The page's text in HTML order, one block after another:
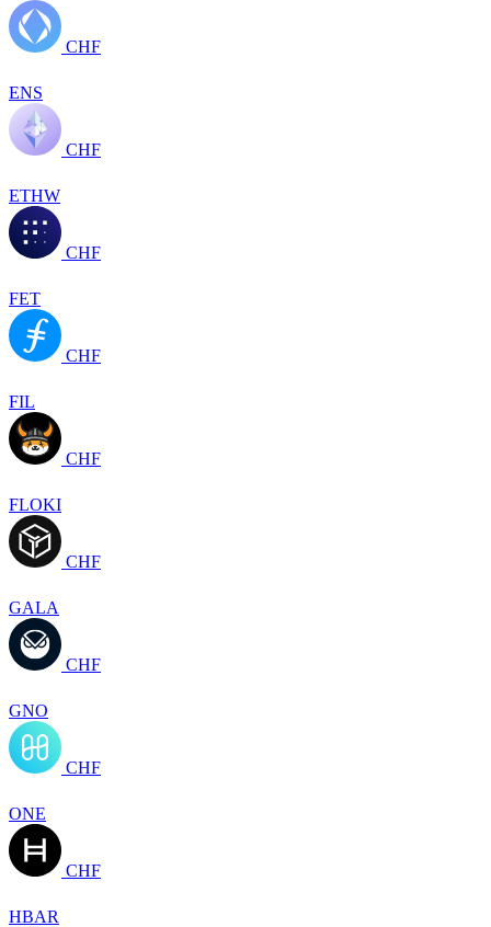
CHF
ENS
CHF
ETHW
CHF
FET
CHF
FIL
CHF
FLOKI
CHF
GALA
CHF
GNO
CHF
ONE
CHF
HBAR